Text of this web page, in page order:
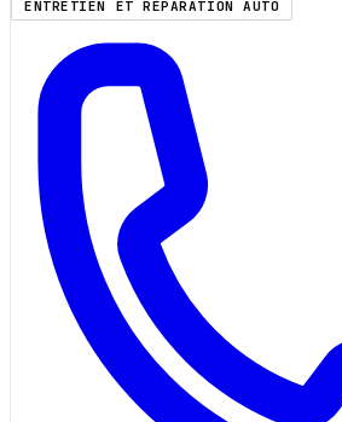
ENTRETIEN ET RÉPARATION AUTO